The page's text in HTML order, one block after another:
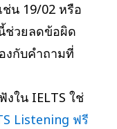
น 19/02 หรือ
ช่วยลดข้อผิด
งกับคำถามที่
ใน IELTS ใช่
Listening ฟรี